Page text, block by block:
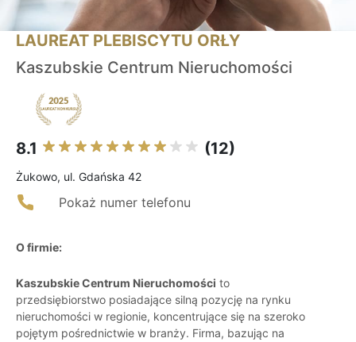
LAUREAT PLEBISCYTU ORŁY
Kaszubskie Centrum Nieruchomości
8.1 (12)
Żukowo, ul. Gdańska 42
Pokaż numer telefonu
O firmie:
Kaszubskie Centrum Nieruchomości to
przedsiębiorstwo posiadające silną pozycję na rynku
nieruchomości w regionie, koncentrujące się na szeroko
pojętym pośrednictwie w branży. Firma, bazując na